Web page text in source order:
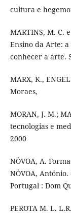
cultura e
MARTINS, M. C.
Ensino da Arte:
conhecer a arte.
MARX, K.,
Moraes,
MORAN, J. M.;
tecnologias e
2000
NÓVOA, A.
NÓVOA,
Portugal : Dom
PEROTA M. L.